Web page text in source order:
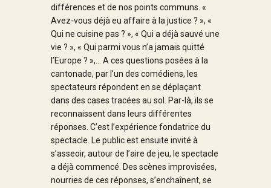
différences et de nos points communs. «
Avez-vous déjà eu affaire à la justice ? », «
Qui ne cuisine pas ? », « Qui a déjà sauvé une
vie ? », « Qui parmi vous n’a jamais quitté
l’Europe ? »,… A ces questions posées à la
cantonade, par l’un des comédiens, les
spectateurs répondent en se déplaçant
dans des cases tracées au sol. Par-là, ils se
reconnaissent dans leurs différentes
réponses. C’est l’expérience fondatrice du
spectacle. Le public est ensuite invité à
s’asseoir, autour de l’aire de jeu, le spectacle
a déjà commencé. Des scènes improvisées,
nourries de ces réponses, s’enchaînent, se